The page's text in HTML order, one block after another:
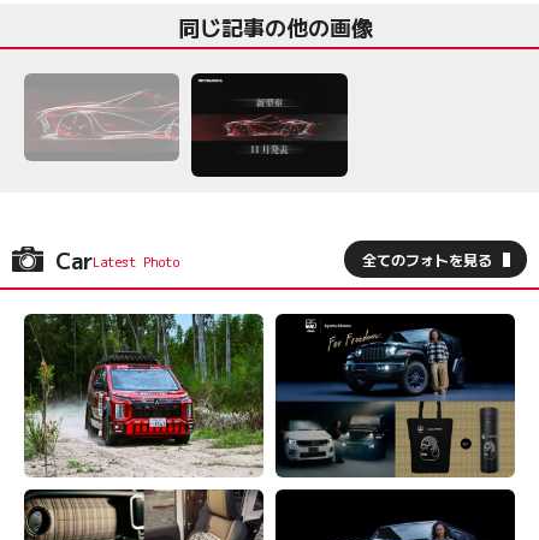
同じ記事の他の画像
Car 全てのフォトを見る